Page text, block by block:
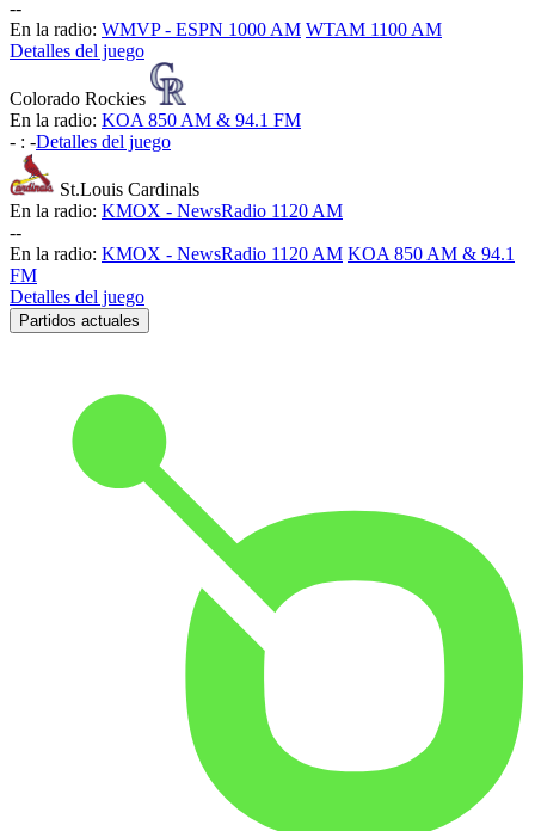
--
En la radio: WMVP - ESPN 1000 AM WTAM 1100 AM
Detalles del juego
Colorado Rockies
En la radio: KOA 850 AM & 94.1 FM
- : -Detalles del juego
St.Louis Cardinals
En la radio: KMOX - NewsRadio 1120 AM
--
En la radio: KMOX - NewsRadio 1120 AM KOA 850 AM & 94.1
FM
Detalles del juego
Partidos actuales